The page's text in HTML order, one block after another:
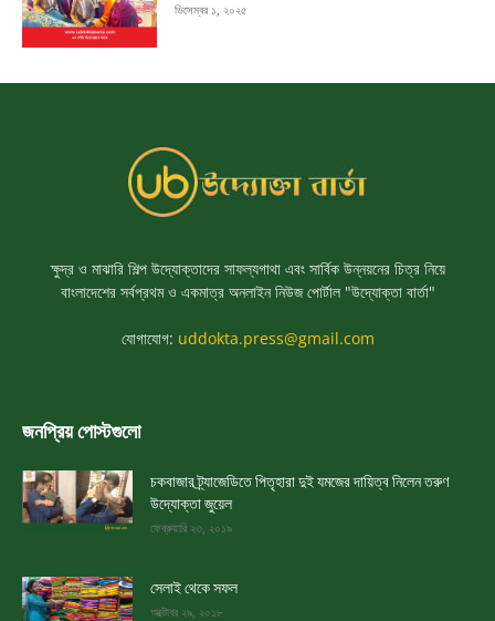
ডিসেম্বর ১, ২০২৫
ক্ষুদ্র ও মাঝারি শিল্প উদ্যোক্তাদের সাফল্যগাথা এবং সার্বিক উন্নয়নের চিত্র নিয়ে
বাংলাদেশের সর্বপ্রথম ও একমাত্র অনলাইন নিউজ পোর্টাল "উদ্যোক্তা বার্তা"
যোগাযোগ: uddokta.press@gmail.com
জনপ্রিয় পোস্টগুলো
চকবাজার ট্র্যাজেডিতে পিতৃহারা দুই যমজের দায়িত্ব নিলেন তরুণ
উদ্যোক্তা জুয়েল
ফেব্রুয়ারি ২৩, ২০১৯
সেলাই থেকে সফল
অক্টোবর ২৯, ২০১৮